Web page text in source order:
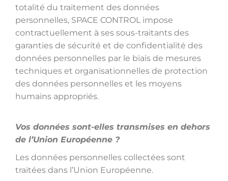
totalité du traitement des données
personnelles, SPACE CONTROL impose
contractuellement à ses sous-traitants des
garanties de sécurité et de confidentialité des
données personnelles par le biais de mesures
techniques et organisationnelles de protection
des données personnelles et les moyens
humains appropriés.
Vos données sont-elles transmises en dehors
de l’Union Européenne ?
Les données personnelles collectées sont
traitées dans l’Union Européenne.